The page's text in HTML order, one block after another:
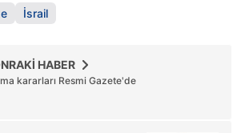
İsrail
HABER
kararları Resmi Gazete'de